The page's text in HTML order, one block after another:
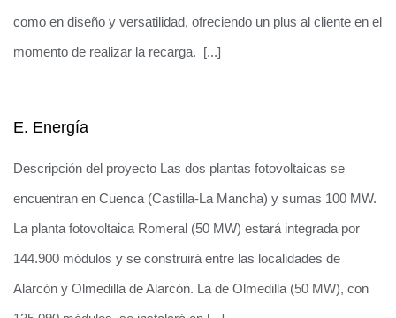
como en diseño y versatilidad, ofreciendo un plus al cliente en el
momento de realizar la recarga. [...]
E. Energía
Descripción del proyecto Las dos plantas fotovoltaicas se
encuentran en Cuenca (Castilla-La Mancha) y sumas 100 MW.
La planta fotovoltaica Romeral (50 MW) estará integrada por
144.900 módulos y se construirá entre las localidades de
Alarcón y Olmedilla de Alarcón. La de Olmedilla (50 MW), con